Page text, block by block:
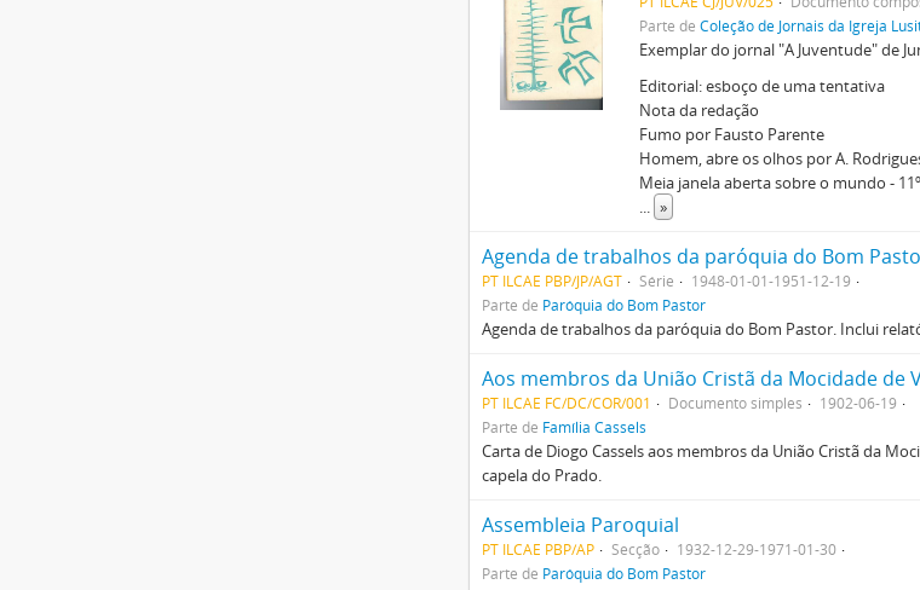
Parte de Coleção de Jornais da Igreja
Exemplar do jornal "A Juventude" de
Editorial: esboço de uma tentativa
Nota da redação
Fumo por Fausto Parente
Homem, abre os olhos por A.
Meia janela aberta sobre o mundo -
... »
Agenda de trabalhos da paróquia do Bom
PT ILCAE PBP/JP/AGT Série
1948-01-01-1951-12-19
Parte de Paróquia do Bom Pastor
Agenda de trabalhos da paróquia do Bom Pastor. Inclui
Aos membros da União Cristã da Mocidade de
PT ILCAE FC/DC/COR/001 Documento simples
1902-06-19
Parte de Família Cassels
Carta de Diogo Cassels aos membros da União Cristã da
capela do Prado.
Assembleia Paroquial
PT ILCAE PBP/AP Secção
1932-12-29-1971-01-30
Parte de Paróquia do Bom Pastor